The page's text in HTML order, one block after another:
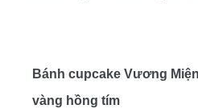
Bánh cupcake Vương
vàng hồng tím